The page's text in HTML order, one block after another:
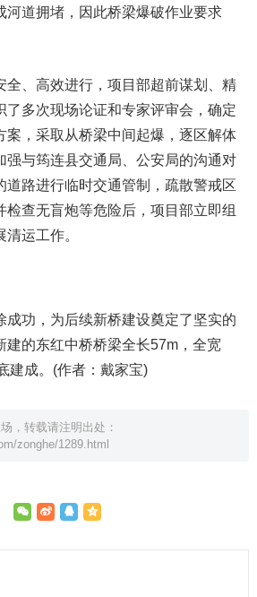
河道拥堵，因此桥梁爆破作业要求
全、高效进行，项目部超前谋划、精
了多次现场论证和专家评审会，确定
案，采取从桥梁中间起爆，逐区解体
强与筠连县交通局、公安局的沟通对
道路进行临时交通管制，疏散警戒区
检查无盲炮等危险后，项目部立即组
运工作。
成功，为后续新桥建设奠定了坚实的
建的东红中桥桥梁全长57m，全宽
建成。(作者：戴家宝)
，转载请注明出处：
zonghe/1289.html